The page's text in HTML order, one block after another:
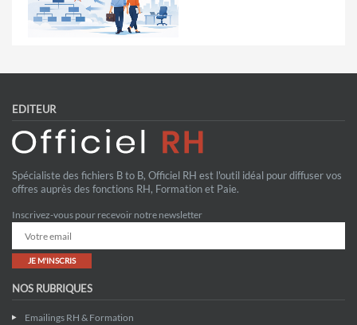
EDITEUR
Spécialiste des fichiers B to B, Officiel RH est l'outil idéal pour diffuser vos
offres auprès des fonctions RH, Formation et Paie.
Inscrivez-vous pour recevoir notre newsletter
JE M'INSCRIS
NOS RUBRIQUES
Emailings RH & Formation